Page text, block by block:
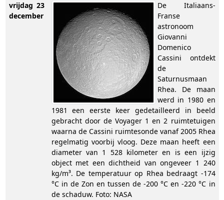
vrijdag 23
december
De Italiaans-
Franse
astronoom
Giovanni
Domenico
Cassini ontdekt
de
Saturnusmaan
Rhea. De maan
werd in 1980 en
1981 een eerste keer gedetailleerd in beeld
gebracht door de Voyager 1 en 2 ruimtetuigen
waarna de Cassini ruimtesonde vanaf 2005 Rhea
regelmatig voorbij vloog. Deze maan heeft een
diameter van 1 528 kilometer en is een ijzig
object met een dichtheid van ongeveer 1 240
kg/m³. De temperatuur op Rhea bedraagt -174
°C in de Zon en tussen de -200 °C en -220 °C in
de schaduw. Foto: NASA